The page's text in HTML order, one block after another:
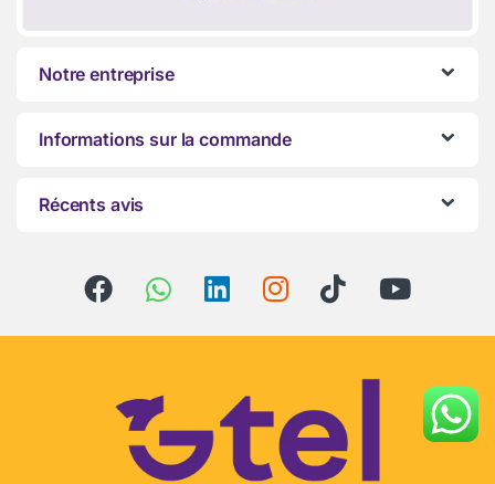
Notre entreprise
Informations sur la commande
Récents avis